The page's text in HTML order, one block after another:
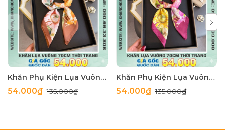
Khăn Phụ Kiện Lụa Vuông 70cm - Thế Giới Khăn Đẹp C1062_4
54.000₫135.000₫
Khăn Phụ Kiện Lụa Vuông 70cm - Thế Giới Khăn Đẹp C1062_3
54.000₫135.000₫